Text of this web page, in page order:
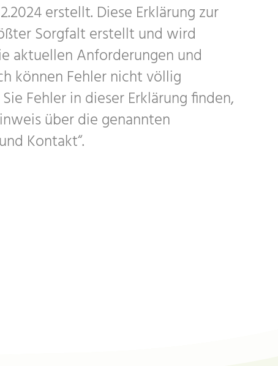
erstellt. Diese Erklärung zur
Sorgfalt erstellt und wird
aktuellen Anforderungen und
können Fehler nicht völlig
Fehler in dieser Erklärung finden,
über die genannten
Kontakt“.